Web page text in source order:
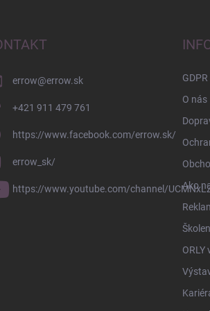
errow@errow.sk
+421 911 479 761
https://www.facebook.com/errow.sk/
errow_sk/
https://www.youtube.com/channel/
GDPR
O nás
Ako
ORLY